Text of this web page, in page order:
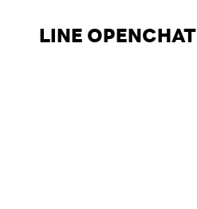
LINE OPENCHAT